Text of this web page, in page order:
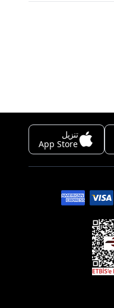
تنزيل
App Store